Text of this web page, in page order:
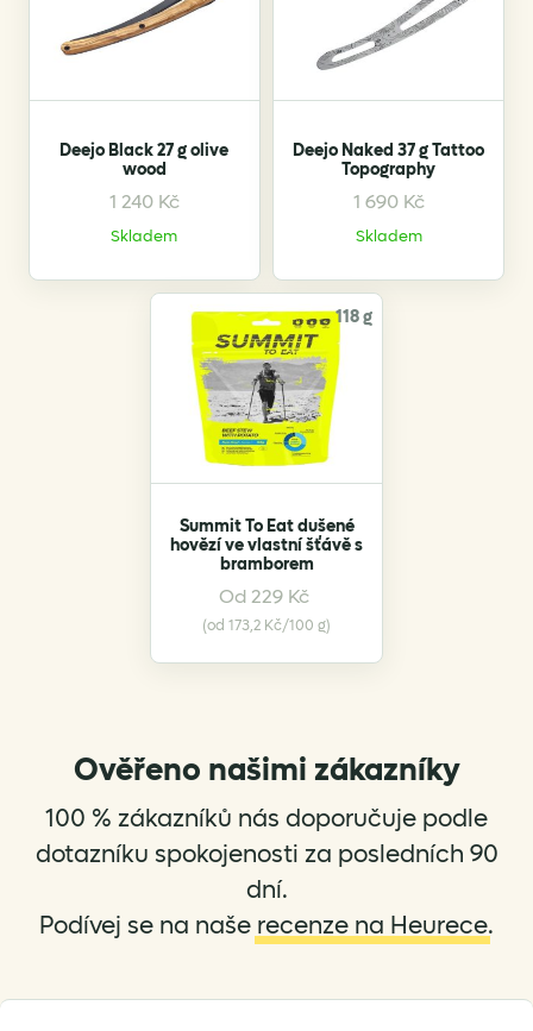
Deejo Black 27 g olive
wood
1 240 Kč
Skladem
Deejo Naked 37 g Tattoo
Topography
1 690 Kč
Skladem
118 g
Summit To Eat dušené
hovězí ve vlastní šťávě s
bramborem
Od229 Kč
(od 173,2 Kč/100 g)
This
product
multiple
options
may
be
chosen
on
the
product
Ověřeno našimi zákazníky
100 % zákazníků nás doporučuje podle
dotazníku spokojenosti za posledních 90
dní.
Podívej se na naše recenze na Heurece.